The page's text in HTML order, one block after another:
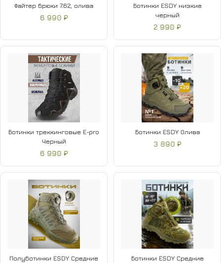
Файтер брюки 7.62, олива
6 990 ₽
Ботинки ESDY низкие
черный
2 990 ₽
Ботинки треккинговые E-pro
Черный
6 990 ₽
Ботинки ESDY Олива
3 890 ₽
Полуботинки ESDY Средние
Ботинки ESDY Средние